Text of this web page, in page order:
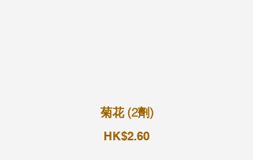
菊花 (2劑)
HK$2.60